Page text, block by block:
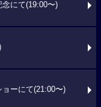
にて(19:00〜)
ーにて(21:00〜)